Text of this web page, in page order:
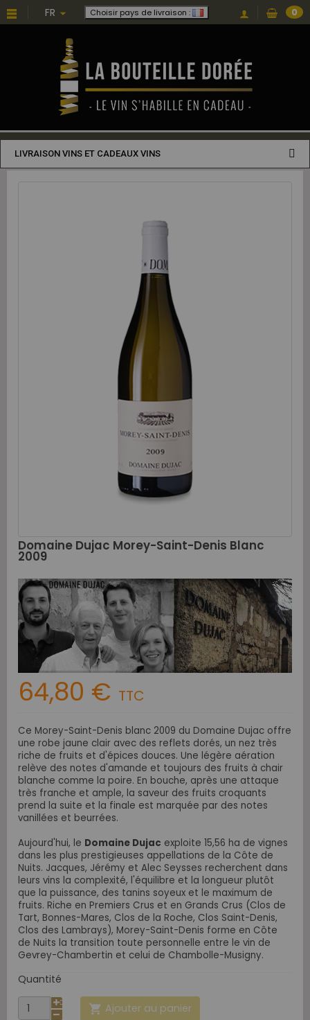
FR Choisir pays de livraison : 0
LIVRAISON VINS ET CADEAUX VINS
Domaine Dujac Morey-Saint-Denis Blanc
2009
64,80 € TTC
Ce Morey-Saint-Denis blanc 2009 du Domaine Dujac offre
une robe jaune clair avec des reflets dorés, un nez très
riche de fruits et d'épices douces. Une légère aération
relève des notes d'amande et toujours des fruits à chair
blanche comme la poire. En bouche, après une attaque
très franche et ample, la saveur des fruits croquants
prend la suite et la finale est marquée par des notes
vanillées et beurrées.
Aujourd'hui, le Domaine Dujac exploite 15,56 ha de vignes
dans les plus prestigieuses appellations de la Côte de
Nuits. Jacques, Jérémy et Alec Seysses recherchent dans
leurs vins la complexité, l'équilibre et la longueur plutôt
que la puissance, des tanins soyeux et le maximum de
fruits. Riche en Premiers Crus et en Grands Crus (Clos de
Tart, Bonnes-Mares, Clos de la Roche, Clos Saint-Denis,
Clos des Lambrays), Morey-Saint-Denis forme en Côte
de Nuits la transition toute personnelle entre le vin de
Gevrey-Chambertin et celui de Chambolle-Musigny.
Quantité
 Ajouter au panier